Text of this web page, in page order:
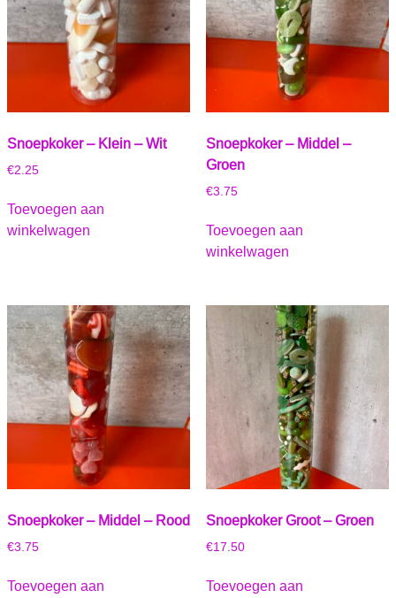
Snoepkoker – Klein – Wit
€2.25
Toevoegen aan
winkelwagen
Snoepkoker – Middel –
Groen
€3.75
Toevoegen aan
winkelwagen
Snoepkoker – Middel – Rood
€3.75
Toevoegen aan
Snoepkoker Groot – Groen
€17.50
Toevoegen aan